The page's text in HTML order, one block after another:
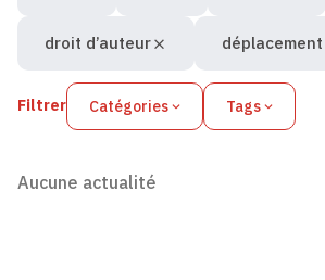
Filtrer Catégories Tags
droit d’auteur déplacement
Aucune actualité